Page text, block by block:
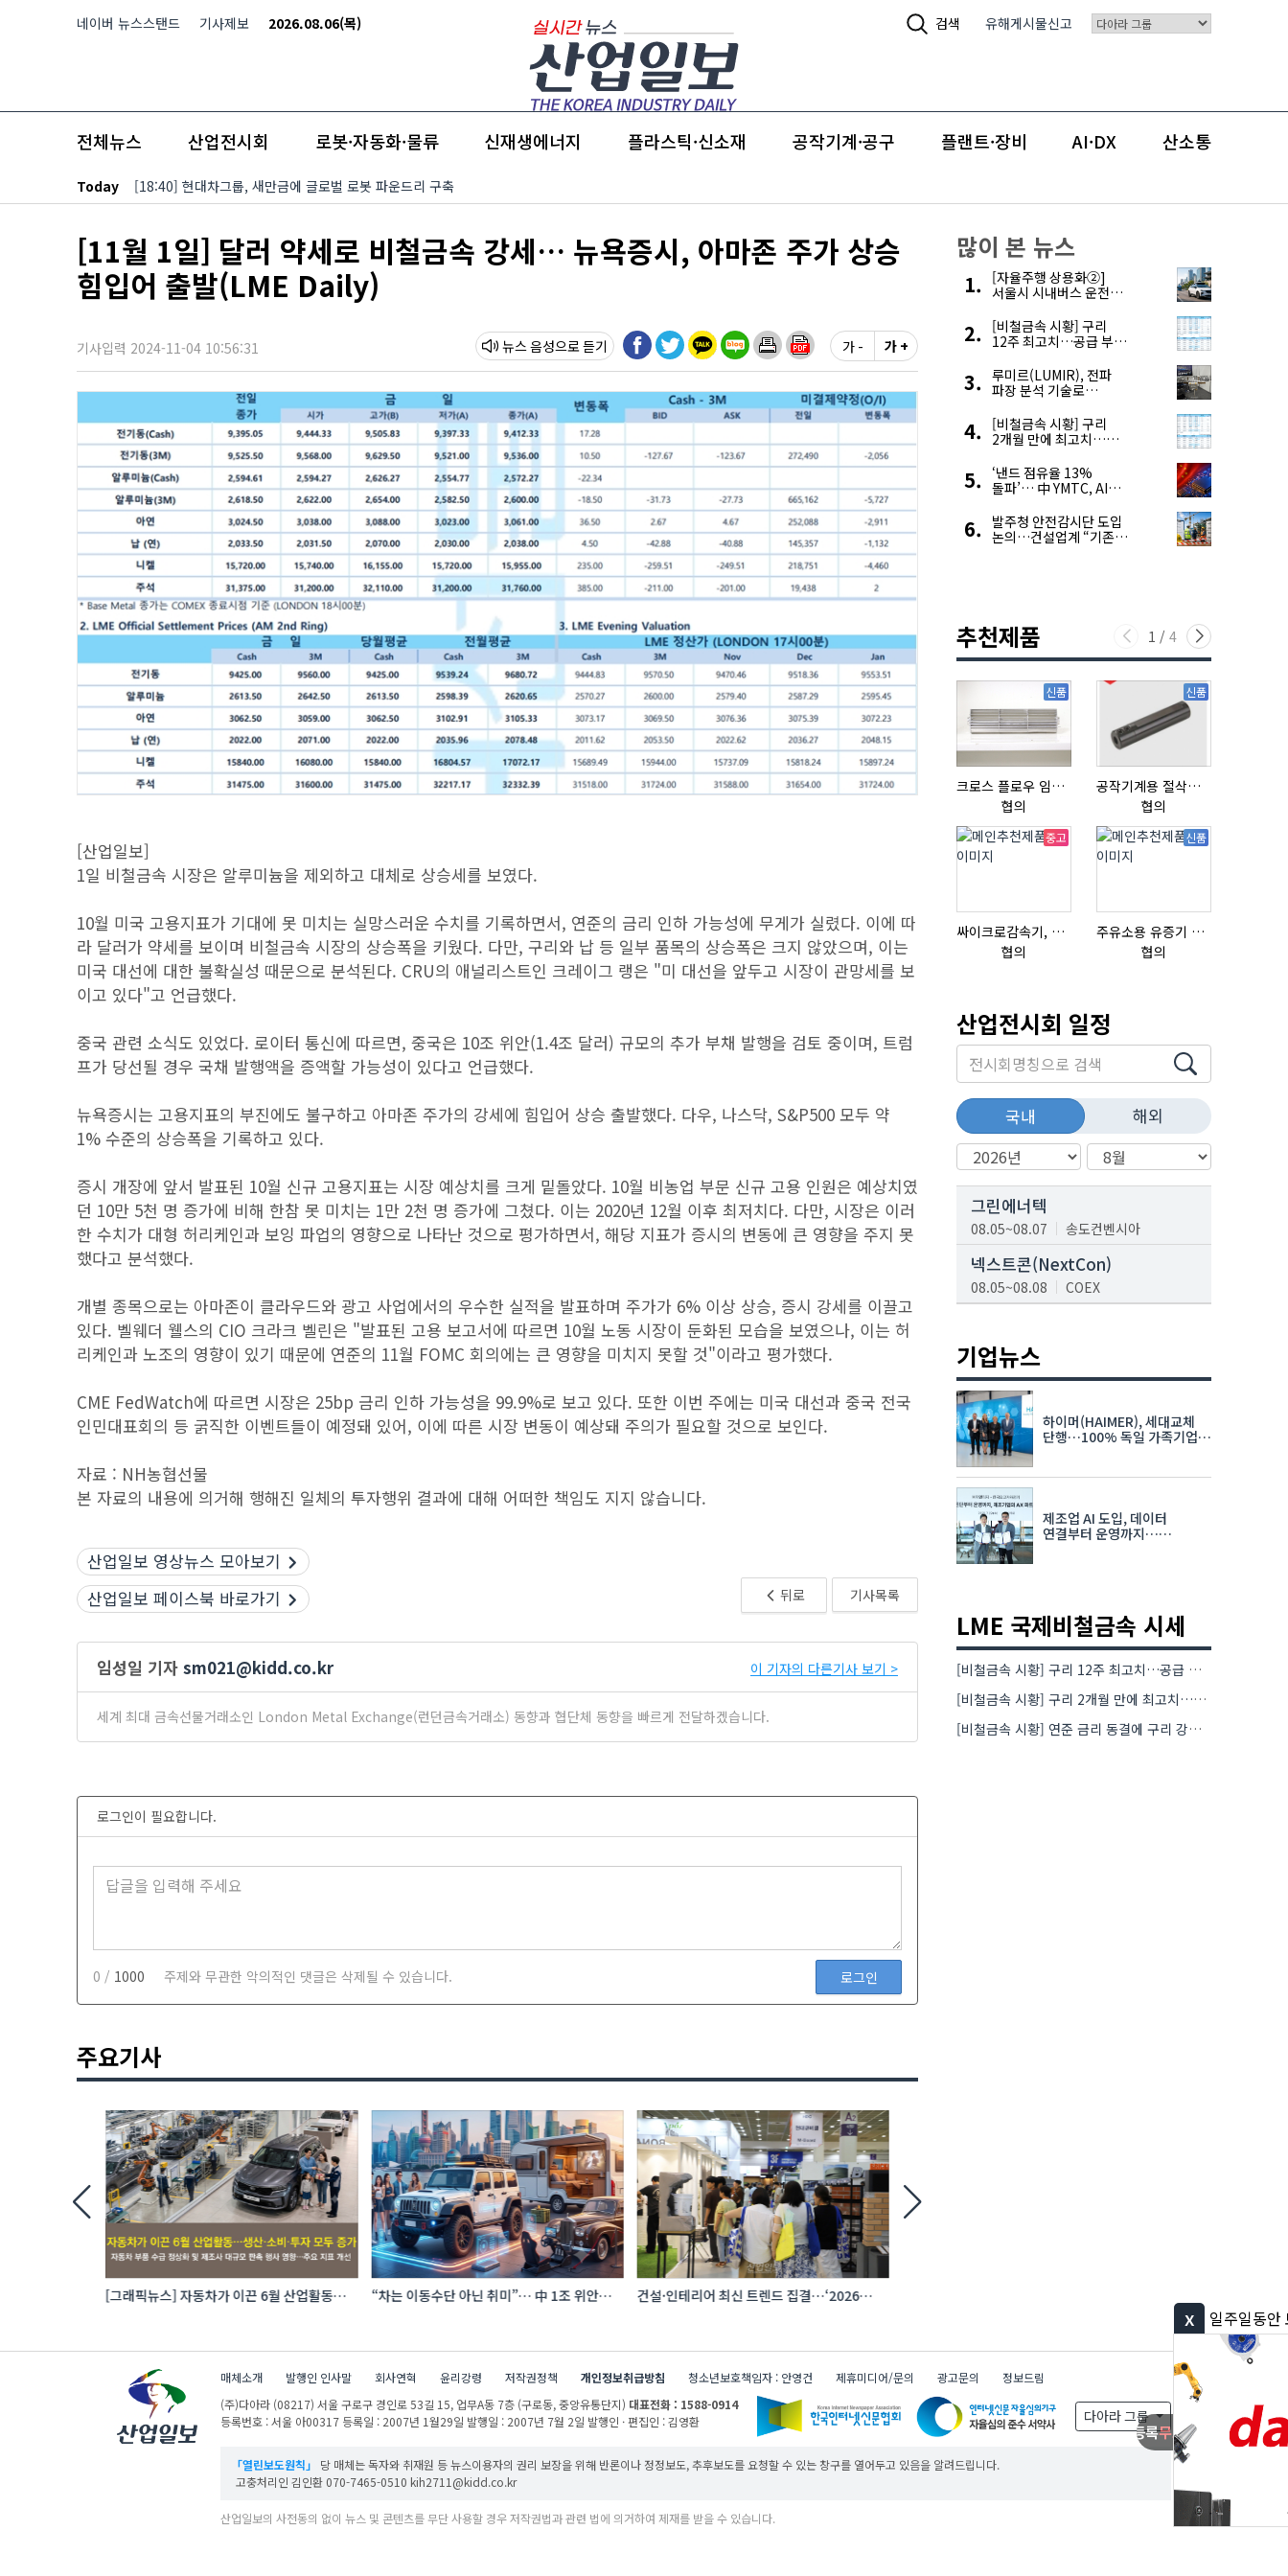
네이버 뉴스스탠드 기사제보 2026.08.06(목) 검색 유해게시물신고
전체뉴스 산업전시회 로봇·자동화·물류 신재생에너지 플라스틱·신소재 공작기계·공구 플랜트·장비 AI·DX 산소통
Today [18:40] 현대차그룹, 새만금에 글로벌 로봇 파운드리 구축
[11월 1일] 달러 약세로 비철금속 강세… 뉴욕증시, 아마존 주가 상승
힘입어 출발(LME Daily)
기사입력 2024-11-04 10:56:31 뉴스 음성 가 - 가 +
[산업일보]
1일 비철금속 시장은 알루미늄을 제외하고 대체로 상승세를 보였다.
10월 미국 고용지표가 기대에 못 미치는 실망스러운 수치를 기록하면서, 연준의 금리 인하 가능성에 무게가 실렸다. 이에 따
라 달러가 약세를 보이며 비철금속 시장의 상승폭을 키웠다. 다만, 구리와 납 등 일부 품목의 상승폭은 크지 않았으며, 이는
미국 대선에 대한 불확실성 때문으로 분석된다. CRU의 애널리스트인 크레이그 랭은 "미 대선을 앞두고 시장이 관망세를 보
이고 있다"고 언급했다.
중국 관련 소식도 있었다. 로이터 통신에 따르면, 중국은 10조 위안(1.4조 달러) 규모의 추가 부채 발행을 검토 중이며, 트럼
프가 당선될 경우 국채 발행액을 증액할 가능성이 있다고 언급했다.
뉴욕증시는 고용지표의 부진에도 불구하고 아마존 주가의 강세에 힘입어 상승 출발했다. 다우, 나스닥, S&P500 모두 약
1% 수준의 상승폭을 기록하고 있다.
증시 개장에 앞서 발표된 10월 신규 고용지표는 시장 예상치를 크게 밑돌았다. 10월 비농업 부문 신규 고용 인원은 예상치였
던 10만 5천 명 증가에 비해 한참 못 미치는 1만 2천 명 증가에 그쳤다. 이는 2020년 12월 이후 최저치다. 다만, 시장은 이러
한 수치가 대형 허리케인과 보잉 파업의 영향으로 나타난 것으로 평가하면서, 해당 지표가 증시의 변동에 큰 영향을 주지 못
했다고 분석했다.
개별 종목으로는 아마존이 클라우드와 광고 사업에서의 우수한 실적을 발표하며 주가가 6% 이상 상승, 증시 강세를 이끌고
있다. 벨웨더 웰스의 CIO 크라크 벨린은 "발표된 고용 보고서에 따르면 10월 노동 시장이 둔화된 모습을 보였으나, 이는 허
리케인과 노조의 영향이 있기 때문에 연준의 11월 FOMC 회의에는 큰 영향을 미치지 못할 것"이라고 평가했다.
CME FedWatch에 따르면 시장은 25bp 금리 인하 가능성을 99.9%로 보고 있다. 또한 이번 주에는 미국 대선과 중국 전국
인민대표회의 등 굵직한 이벤트들이 예정돼 있어, 이에 따른 시장 변동이 예상돼 주의가 필요할 것으로 보인다.
자료 : NH농협선물
본 자료의 내용에 의거해 행해진 일체의 투자행위 결과에 대해 어떠한 책임도 지지 않습니다.
뒤로 기사목록
산업일보 영상뉴스 모아보기
산업일보 페이스북 바로가기
임성일 기자 sm021@kidd.co.kr 이 기자의 다른기사 보기 >
세계 최대 금속선물거래소인 London Metal Exchange(런던금속거래소) 동향과 협단체 동향을 빠르게 전달하겠습니다.
로그인이 필요합니다.
0 / 1000 주제와 무관한 악의적인 댓글은 삭제될 수 있습니다. 로그인
주요기사
[그래픽뉴스] 자동차가 이끈 6월 산업활동…
“차는 이동수단 아닌 취미”… 中 1조 위안
건설·인테리어 최신 트렌드 집결…‘2026
완속충전기 첫선
많이 본 뉴스
[자율주행 상용화②]
서울시 시내버스 운전자
해결한다
[비철금속 시황] 구리
12주 최고치…공급 부족
루미르(LUMIR), 전파
파장 분석 기술로
[비철금속 시황] 구리
2개월 만에 최고치…
우려 확대
‘낸드 점유율 13%
돌파’… 中 YMTC, AI
4위 맹추격
발주청 안전감시단 도입
논의…건설업계 “기존
추천제품 1 / 4
신품
크로스 플로우 임펠라
협의
신품
공작기계용 절삭공구, 슬리브(SLEEVE)
협의
중고
싸이크로감속기, 감속기제작
협의
신품
주유소용 유증기 회수장치, 유증기 회수장치, 방폭형, 방폭형 유증기 회수장치
협의
산업전시회 일정
국내 해외
그린에너텍
08.05~08.07 송도컨벤시아
넥스트콘(NextCon)
08.05~08.08 COEX
08.19~08.21
K-PRINT
08.19~08.22
자율주행모빌리티산업전
08.25~08.27
차세대 반도체 패키징 산업전
08.26~08.28 수원컨벤션센터
기업뉴스
하이머(HAIMER), 세대교체
단행…100% 독일 가족기업
제조업 AI 도입, 데이터
연결부터 운영까지…
LME 국제비철금속 시세
[비철금속 시황] 구리 12주 최고치…공급 부족 우려에 강세
[비철금속 시황] 구리 2개월 만에 최고치…재고 감소에 공급 부족 우려 확대
[비철금속 시황] 연준 금리 동결에 구리 강세…공급 부족 우려도 가격 지지
무료 무료 무료
일주일동안 보지 않기
매체소개 발행인 인사말 회사연혁 윤리강령 저작권정책 개인정보취급방침 청소년보호책임자 : 안영건 제휴미디어/문의 광고문의
정보드림
(주)다아라 (08217) 서울 구로구 경인로 53길 15,업무A동 7층 (구로동, 중앙유통단지) 대표전화 : 1588-0914
등록번호 : 서울 아00317 등록일 : 2007년 1월29일 발행일 : 2007년 7월 2일 발행인 · 편집인 : 김영환 다아라 그룹
「열린보도원칙」
당 매체는 독자와 취재원 등 뉴스이용자의 권리 보장을 위해 반론이나 정정보도, 추후보도를 요청할 수 있는 창구를 열어두고 있음을 알려드립니다.
고충처리인 김인환 070-7465-0510 kih2711@kidd.co.kr
산업일보의 사전동의 없이 뉴스 및 콘텐츠를 무단 사용할 경우 저작권법과 관련 법에 의거하여 제재를 받을 수 있습니다.